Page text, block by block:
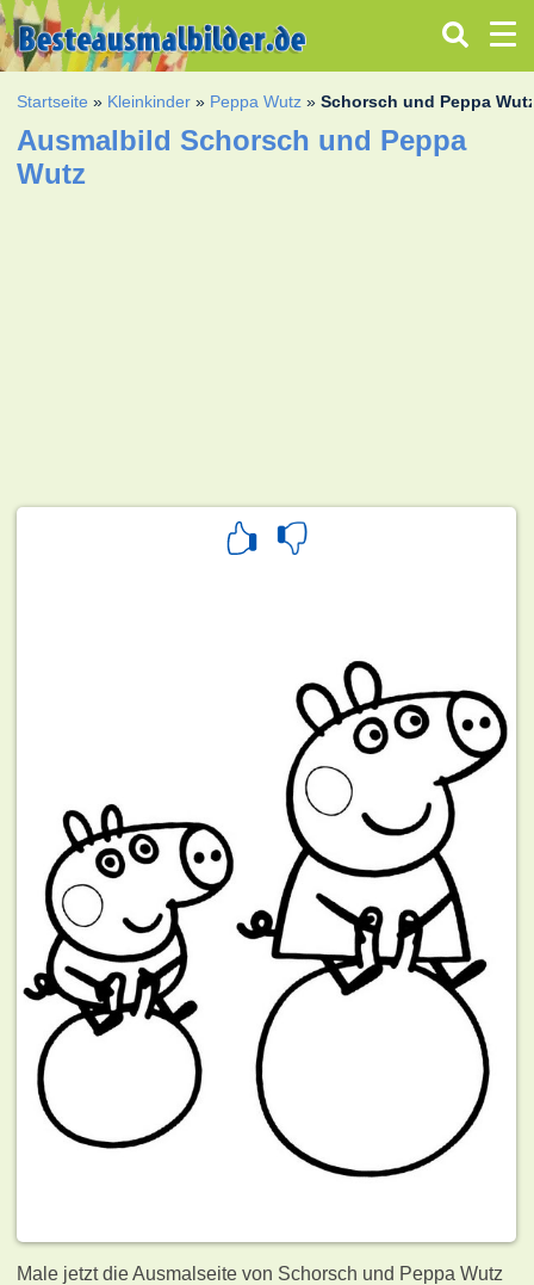
Startseite » Kleinkinder » Peppa Wutz »Schorsch und Peppa
Ausmalbild Schorsch und Peppa
Wutz
Male jetzt die Ausmalseite von Schorsch und Peppa Wutz